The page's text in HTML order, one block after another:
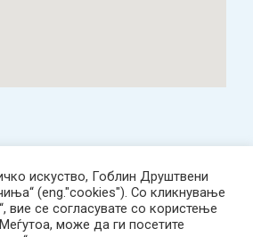
19:00 /саб 12:00-17:00
Games, All Rights Reserved.
искуство, Гоблин Друштвени
(eng."cookies"). Со кликнување
вие се согласувате со користење
може да ги посетите